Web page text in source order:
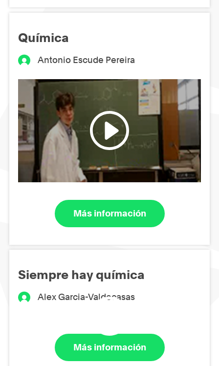
Química
Antonio Escude Pereira
Más información
Siempre hay química
Alex Garcia-Valdecasas
Más información